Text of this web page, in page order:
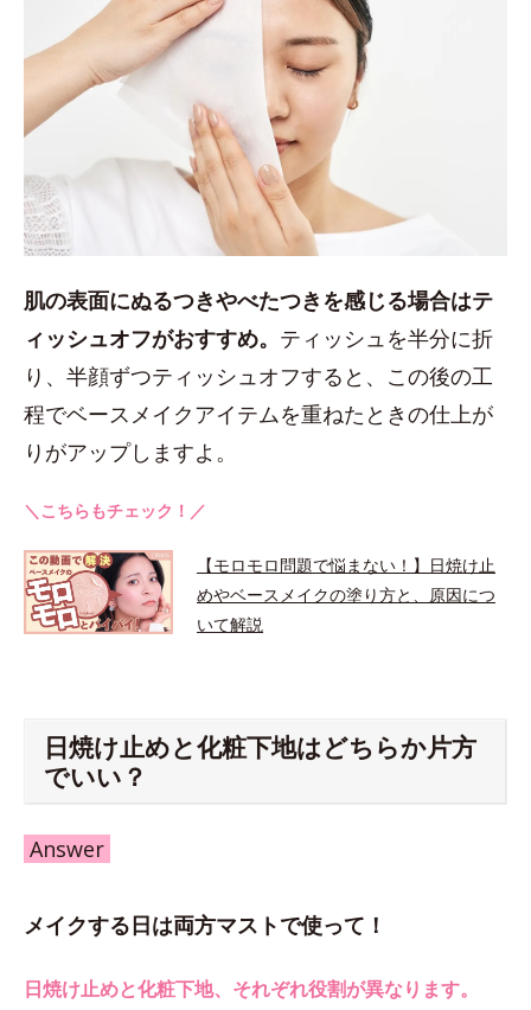
肌の表面にぬるつきやべたつきを感じる場合はテ
ィッシュオフがおすすめ。 ティッシュを半分に折
り、半顔ずつティッシュオフすると、この後の工
程でベースメイクアイテムを重ねたときの仕上が
りがアップしますよ。
＼こちらもチェック！／
【モロモロ問題で悩まない！】日焼け止
めやベースメイクの塗り方と、原因につ
いて解説
日焼け止めと化粧下地はどちらか片方
でいい？
Answer
メイクする日は両方マストで使って！
日焼け止めと化粧下地、それぞれ役割が異なります。